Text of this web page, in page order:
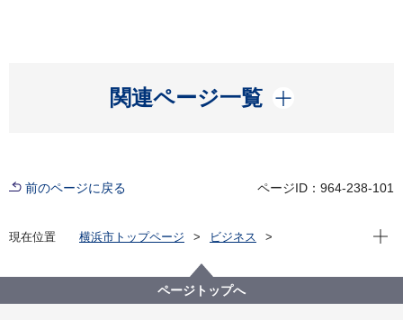
関連ページ一覧
開く
前のページに戻る ページID：964-238-101
現在位置 横浜市トップページ
ビジネス
建築関連手続・法令・許認可
建築に関する条例・規則等
横浜市事務分掌規則等の一部改正について（省略）
現在
ページトップへ